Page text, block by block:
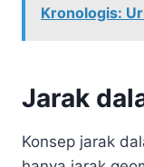
Kronologis:
Jarak
Konsep jarak